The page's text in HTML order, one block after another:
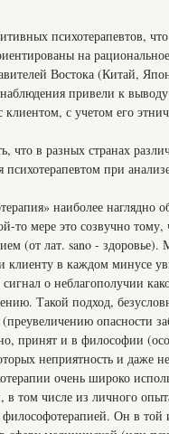
психотерапевтов,
на
Востока (Китай,
привели к
клиентом, с учетом его
что в разных странах
при
наиболее наглядно
то мере это созвучно
(от лат. sano - здоровье).
клиенту в каждом минусе
сигнал о неблагополучии
Такой подход,
опасности
принят и в философии
неприятность и даже
очень широко
в том числе из личного
Он в той